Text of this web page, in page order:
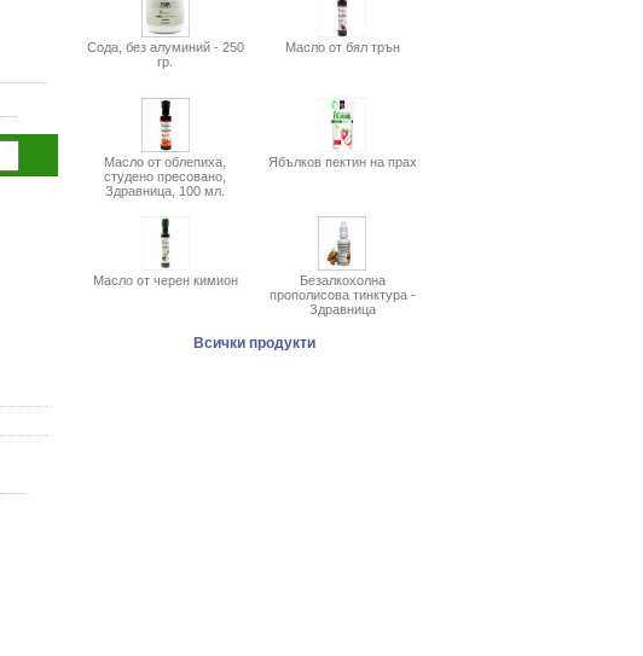
Сода, без алуминий - 250
гр.
Масло от бял трън
Масло от облепиха,
студено пресовано,
Здравница, 100 мл.
Ябълков пектин на прах
Масло от черен кимион
Безалкохолна
прополисова тинктура -
Здравница
Всички продукти